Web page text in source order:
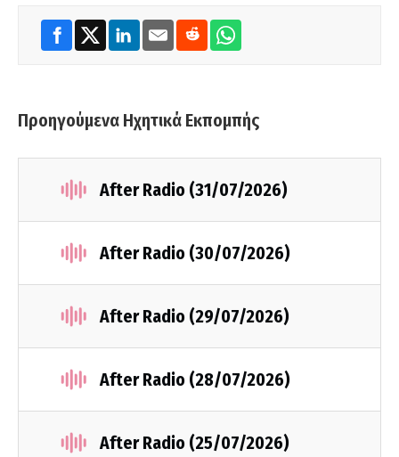
Προηγούμενα Ηχητικά Εκπομπής
After Radio (31/07/2026)
After Radio (30/07/2026)
After Radio (29/07/2026)
After Radio (28/07/2026)
After Radio (25/07/2026)